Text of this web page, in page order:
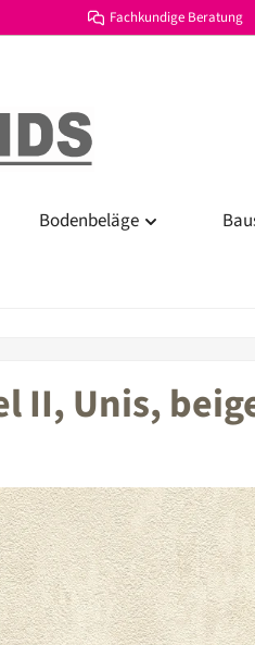
Fachkundige Beratung
Bodenbeläge
II, Unis,